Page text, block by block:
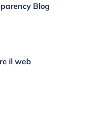
Blog
il web